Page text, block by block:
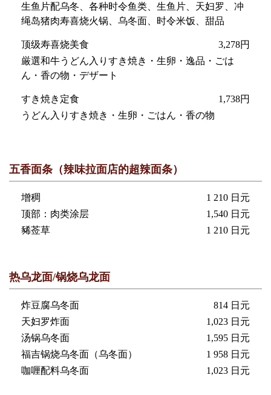
生鱼片配乌冬、各种时令鱼类、生鱼片、天妇罗、冲
绳岛猪肉寿喜烧火锅、乌冬面、时令米饭、甜品
顶级寿喜烧美食
3,278円
厳選和牛うどん入りすき焼き・生卵・逸品・ごは
ん・香の物・デザート
すき焼き定食
1,738円
うどん入りすき焼き・生卵・ごはん・香の物
五香面条（辣味拉面店的超辣面条）
增稠
1 210 日元
顶部：肉类涂层
1,540 日元
豨莶草
1 210 日元
热乌龙面/锅烧乌龙面
炸豆腐乌冬面
814 日元
天妇罗炸面
1,023 日元
汤锅乌冬面
1,595 日元
福吉锅烧乌冬面（乌冬面）
1 958 日元
咖喱配料乌冬面
1,023 日元